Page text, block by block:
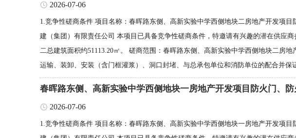
2026-07-06
1.竞争性磋商条件 项目名称：春晖路东侧、高新实验中学西侧地块二房地产开发项
建（集团）有限责任公司 本项目已具备竞争性磋商条件，特邀请有兴趣的潜在供应
二总建筑面积约51113.20㎡。 磋商范围：春晖路东侧、高新实验中学西侧地块二房
运输、装卸、安装（含门框灌浆）、洞口封堵、与总承包单位和消防单位的配合并保
春晖路东侧、高新实验中学西侧地块一房地产开发项目防火门、防
2026-07-06
1.竞争性磋商条件 项目名称：春晖路东侧、高新实验中学西侧地块一房地产开发项